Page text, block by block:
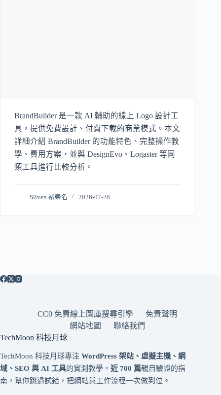
BrandBuilder 是一款 AI 輔助的線上 Logo 設計工
具，提供免費設計、付費下載的商業模式。本文
詳細介紹 BrandBuilder 的功能特色、完整操作教
學、費用方案，並與 DesignEvo、Logaster 等同
類工具進行比較分析。
Sliven 褚崇名 2026-07-28
CC0 免費線上圖庫搜尋引擎
免責聲明
網站地圖
聯絡我們
TechMoon 科技月球
TechMoon 科技月球專注 WordPress 架站、虛擬主機、網
域、SEO 與 AI 工具的實測教學。 近 700 篇親自驗證的指
南，幫你跳過試錯，把網站與工作流程一次做到位。